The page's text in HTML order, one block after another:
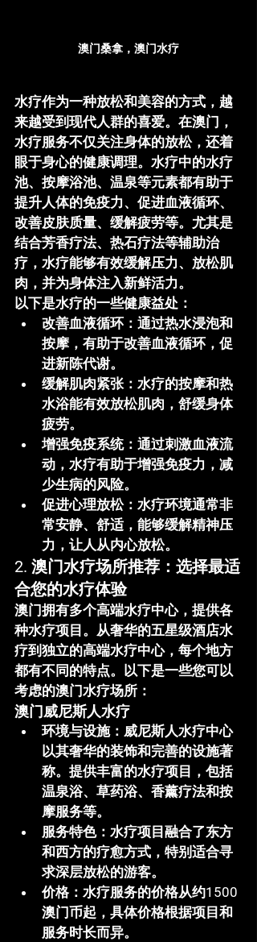
澳门桑拿，澳门水疗
水疗作为一种放松和美容的方式，越
来越受到现代人群的喜爱。在澳门，
水疗服务不仅关注身体的放松，还着
眼于身心的健康调理。水疗中的水疗
池、按摩浴池、温泉等元素都有助于
提升人体的免疫力、促进血液循环、
改善皮肤质量、缓解疲劳等。尤其是
结合芳香疗法、热石疗法等辅助治
疗，水疗能够有效缓解压力、放松肌
肉，并为身体注入新鲜活力。
以下是水疗的一些健康益处：
改善血液循环：通过热水浸泡和
按摩，有助于改善血液循环，促
进新陈代谢。
缓解肌肉紧张：水疗的按摩和热
水浴能有效放松肌肉，舒缓身体
疲劳。
增强免疫系统：通过刺激血液流
动，水疗有助于增强免疫力，减
少生病的风险。
促进心理放松：水疗环境通常非
常安静、舒适，能够缓解精神压
力，让人从内心放松。
2. 澳门水疗场所推荐：选择最适
合您的水疗体验
澳门拥有多个高端水疗中心，提供各
种水疗项目。从奢华的五星级酒店水
疗到独立的高端水疗中心，每个地方
都有不同的特点。以下是一些您可以
考虑的澳门水疗场所：
澳门威尼斯人水疗
环境与设施：威尼斯人水疗中心
以其奢华的装饰和完善的设施著
称。提供丰富的水疗项目，包括
温泉浴、草药浴、香薰疗法和按
摩服务等。
服务特色：水疗项目融合了东方
和西方的疗愈方式，特别适合寻
求深层放松的游客。
价格：水疗服务的价格从约1500
澳门币起，具体价格根据项目和
服务时长而异。